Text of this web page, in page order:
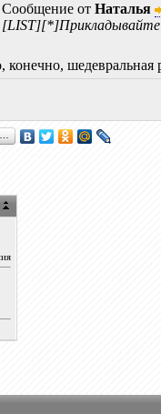
Сообщение отНаталья
конечно, шедевральная